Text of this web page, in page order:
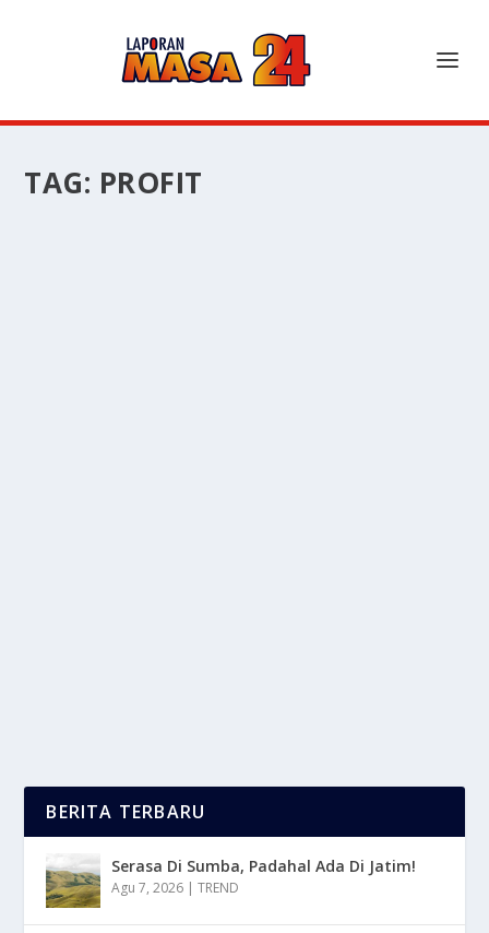
TAG: PROFIT
BERITA TERBARU
Serasa Di Sumba, Padahal Ada Di Jatim!
Agu 7, 2026 |TREND